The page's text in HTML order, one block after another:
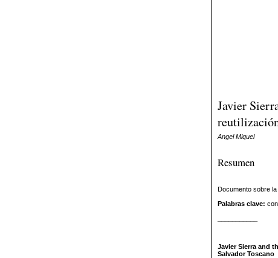
Javier
Angel Miquel
Resumen
Documento sobre
Palabras clave:
Javier Sierra and
Salvador Toscano